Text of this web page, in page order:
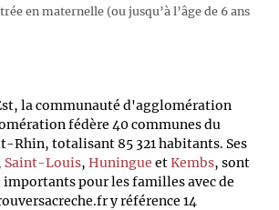
en maternelle (ou jusqu’à l’âge de 6 ans
la communauté d'agglomération
fédère 40 communes du
Rhin, totalisant 85 321 habitants. Ses
Saint-Louis, Huningue etKembs, sont
importants pour les familles avec de
y référence 14